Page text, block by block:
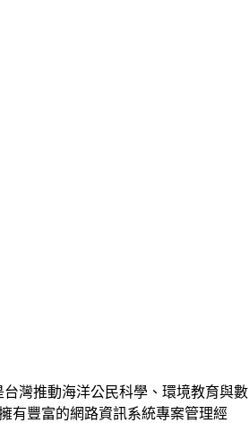
灣推動海洋公民科學、環境教育與數
有豐富的網路資訊系統專案管理經